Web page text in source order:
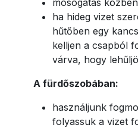
mosogatás
ha hideg vizet
hűtőben egy
kelljen a csapból
várva, hogy
A fürdőszobában:
használjunk
folyassuk a vizet